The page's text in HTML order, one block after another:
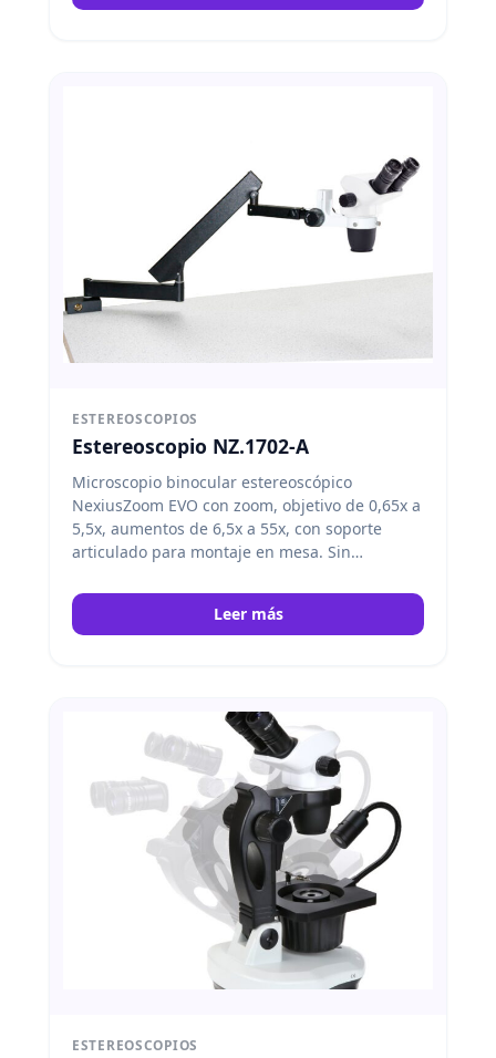
ESTEREOSCOPIOS
Estereoscopio NZ.1702-A
Microscopio binocular estereoscópico
NexiusZoom EVO con zoom, objetivo de 0,65x a
5,5x, aumentos de 6,5x a 55x, con soporte
articulado para montaje en mesa. Sin
Leer más
ESTEREOSCOPIOS